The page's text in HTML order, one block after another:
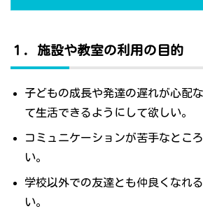
１．施設や教室の利用の目的
子どもの成長や発達の遅れが心配
て生活できるようにして欲しい。
コミュニケーションが苦手なとこ
い。
学校以外での友達とも仲良くなれ
い。